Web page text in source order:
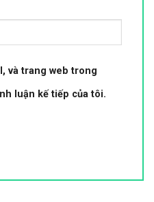
và trang web trong
luận kế tiếp của tôi.